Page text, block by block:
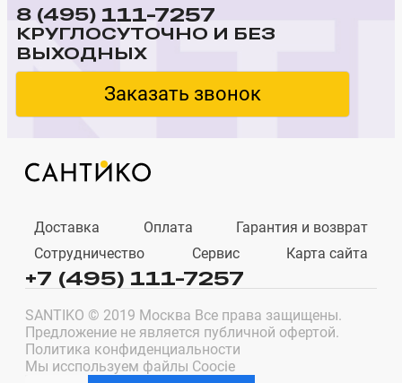
8 (495) 111-7257
КРУГЛОСУТОЧНО И БЕЗ
ВЫХОДНЫХ
Заказать звонок
Доставка Оплата
Гарантия и возврат
Сотрудничество
Сервис Карта сайта
+7 (495) 111-7257
SANTIKO © 2019 Москва Все права защищены.
Предложение не является публичной офертой.
Политика конфиденциальности
Мы исспользуем файлы Coocie